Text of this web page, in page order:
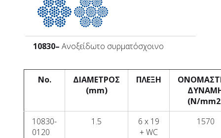
10830– Ανοξείδωτο συρματόσχοινο
No.
ΔΙΑΜΕΤΡΟΣ
(mm)
ΠΛΕΞΗ
(N/
10830-
0120
1.5
6 x 19
+ WC
1570